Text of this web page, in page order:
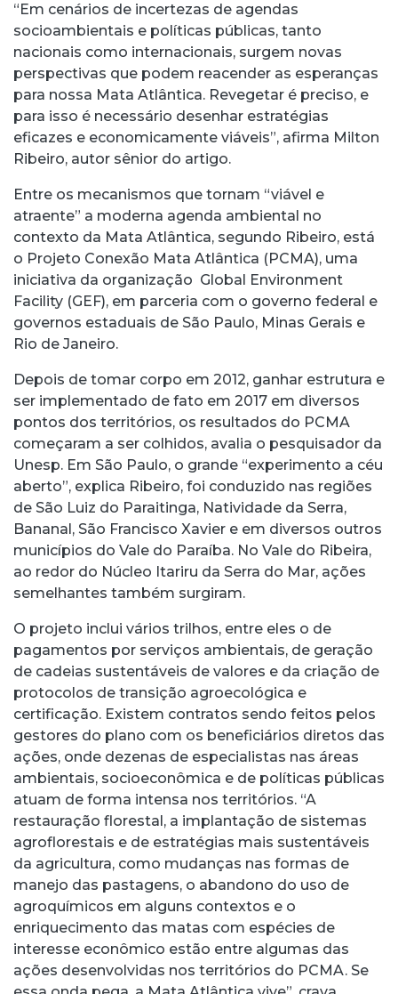
“Em cenários de incertezas de agendas
socioambientais e políticas públicas, tanto
nacionais como internacionais, surgem novas
perspectivas que podem reacender as esperanças
para nossa Mata Atlântica. Revegetar é preciso, e
para isso é necessário desenhar estratégias
eficazes e economicamente viáveis”, afirma Milton
Ribeiro, autor sênior do artigo.
Entre os mecanismos que tornam “viável e
atraente” a moderna agenda ambiental no
contexto da Mata Atlântica, segundo Ribeiro, está
o Projeto Conexão Mata Atlântica (PCMA), uma
iniciativa da organização Global Environment
Facility (GEF), em parceria com o governo federal e
governos estaduais de São Paulo, Minas Gerais e
Rio de Janeiro.
Depois de tomar corpo em 2012, ganhar estrutura e
ser implementado de fato em 2017 em diversos
pontos dos territórios, os resultados do PCMA
começaram a ser colhidos, avalia o pesquisador da
Unesp. Em São Paulo, o grande “experimento a céu
aberto”, explica Ribeiro, foi conduzido nas regiões
de São Luiz do Paraitinga, Natividade da Serra,
Bananal, São Francisco Xavier e em diversos outros
municípios do Vale do Paraíba. No Vale do Ribeira,
ao redor do Núcleo Itariru da Serra do Mar, ações
semelhantes também surgiram.
O projeto inclui vários trilhos, entre eles o de
pagamentos por serviços ambientais, de geração
de cadeias sustentáveis de valores e da criação de
protocolos de transição agroecológica e
certificação. Existem contratos sendo feitos pelos
gestores do plano com os beneficiários diretos das
ações, onde dezenas de especialistas nas áreas
ambientais, socioeconômica e de políticas públicas
atuam de forma intensa nos territórios. “A
restauração florestal, a implantação de sistemas
agroflorestais e de estratégias mais sustentáveis
da agricultura, como mudanças nas formas de
manejo das pastagens, o abandono do uso de
agroquímicos em alguns contextos e o
enriquecimento das matas com espécies de
interesse econômico estão entre algumas das
ações desenvolvidas nos territórios do PCMA. Se